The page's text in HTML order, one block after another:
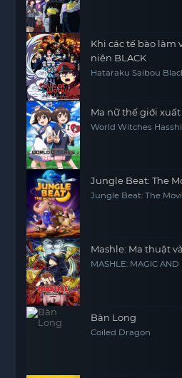
Khi các tế bào làm
niên BLACK
Hataraku Saibou
Ma nữ thế giới
World Witches
Jungle Beat: The
Jungle Beat: The
Mashle: Ma thuật
MASHLE: MAGIC
Bàn Long
Coiled Dragon